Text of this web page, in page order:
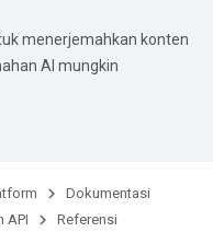
menerjemahkan konten
AI mungkin
Dokumentasi
API Referensi